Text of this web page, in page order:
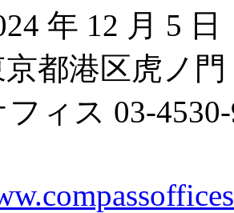
年 12 月 5 日
京都港区虎ノ
フィス 03-